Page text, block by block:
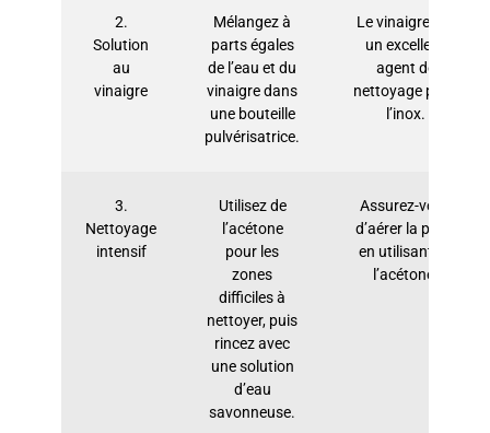
2.
Solution
au
vinaigre
Mélangez à
parts égales
de l’eau et du
vinaigre dans
une bouteille
pulvérisatrice.
Le vinaigre est
un excellent
agent de
nettoyage pour
l’inox.
3.
Nettoyage
intensif
Utilisez de
l’acétone
pour les
zones
difficiles à
nettoyer, puis
rincez avec
une solution
d’eau
savonneuse.
Assurez-vous
d’aérer la pièce
en utilisant de
l’acétone.